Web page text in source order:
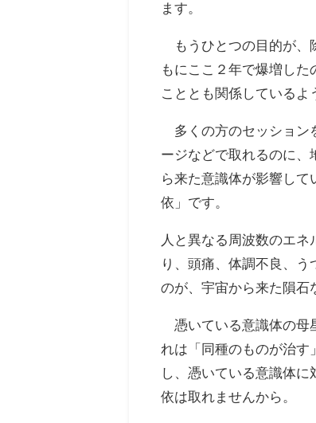
ます。
もうひとつの目的が、
もにここ２年で爆増し
こととも関係しているよ
多くの方のセッション
ージなどで取れるのに、
ら来た意識体が影響し
依」です。
人と異なる周波数のエ
り、頭痛、体調不良、
のが、宇宙から来た隕石
憑いている意識体の母
れは「同種のものが治す
し、憑いている意識体
依は取れませんから。